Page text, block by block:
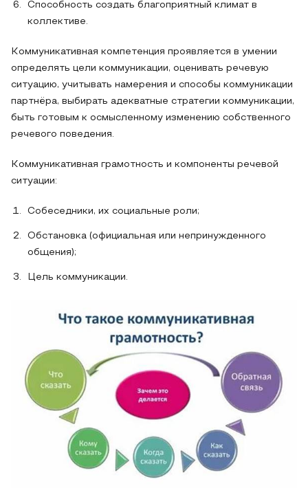
Способность создать благоприятный климат в
коллективе.
Коммуникативная компетенция проявляется в умении
определять цели коммуникации, оценивать речевую
ситуацию, учитывать намерения и способы коммуникации
партнёра, выбирать адекватные стратегии коммуникации,
быть готовым к осмысленному изменению собственного
речевого поведения.
Коммуникативная грамотность и компоненты речевой
ситуации:
Собеседники, их социальные роли;
Обстановка (официальная или непринужденного
общения);
Цель коммуникации.